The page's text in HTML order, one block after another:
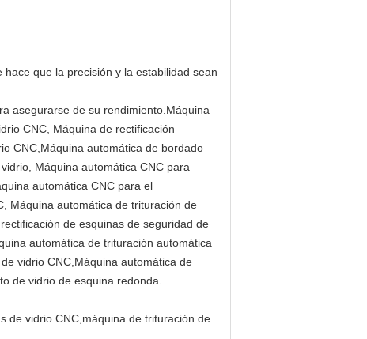
que la precisión y la estabilidad sean
asegurarse de su rendimiento. Máquina
CNC, Máquina de rectificación
CNC,Máquina automática de bordado
Máquina automática CNC para
automática CNC para el
Máquina automática de trituración de
de esquinas de seguridad de
automática de trituración automática
vidrio CNC,Máquina automática de
de vidrio de esquina redonda